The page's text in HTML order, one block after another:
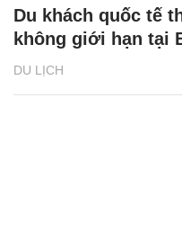
DU LỊCH
Du khách quốc tế
không giới hạn tại